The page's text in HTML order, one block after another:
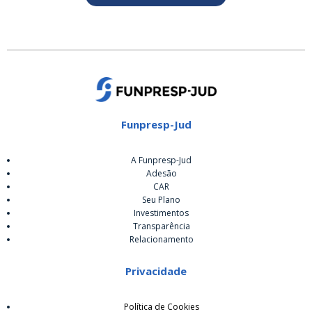
Funpresp-Jud
A Funpresp-Jud
Adesão
CAR
Seu Plano
Investimentos
Transparência
Relacionamento
Privacidade
Política de Cookies